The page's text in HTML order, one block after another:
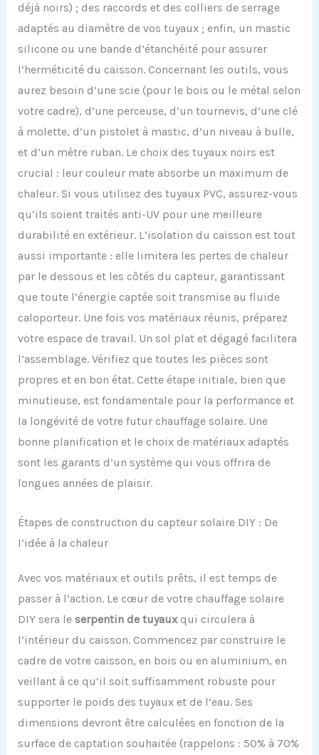
déjà noirs) ; des raccords et des colliers de serrage
adaptés au diamètre de vos tuyaux ; enfin, un mastic
silicone ou une bande d’étanchéité pour assurer
l’herméticité du caisson. Concernant les outils, vous
aurez besoin d’une scie (pour le bois ou le métal selon
votre cadre), d’une perceuse, d’un tournevis, d’une clé
à molette, d’un pistolet à mastic, d’un niveau à bulle,
et d’un mètre ruban. Le choix des tuyaux noirs est
crucial : leur couleur mate absorbe un maximum de
chaleur. Si vous utilisez des tuyaux PVC, assurez-vous
qu’ils soient traités anti-UV pour une meilleure
durabilité en extérieur. L’isolation du caisson est tout
aussi importante : elle limitera les pertes de chaleur
par le dessous et les côtés du capteur, garantissant
que toute l’énergie captée soit transmise au fluide
caloporteur. Une fois vos matériaux réunis, préparez
votre espace de travail. Un sol plat et dégagé facilitera
l’assemblage. Vérifiez que toutes les pièces sont
propres et en bon état. Cette étape initiale, bien que
minutieuse, est fondamentale pour la performance et
la longévité de votre futur chauffage solaire. Une
bonne planification et le choix de matériaux adaptés
sont les garants d’un système qui vous offrira de
longues années de plaisir.
Étapes de construction du capteur solaire DIY : De
l’idée à la chaleur
Avec vos matériaux et outils prêts, il est temps de
passer à l’action. Le cœur de votre chauffage solaire
DIY sera le serpentin de tuyauxqui circulera à
l’intérieur du caisson. Commencez par construire le
cadre de votre caisson, en bois ou en aluminium, en
veillant à ce qu’il soit suffisamment robuste pour
supporter le poids des tuyaux et de l’eau. Ses
dimensions devront être calculées en fonction de la
surface de captation souhaitée (rappelons : 50% à 70%